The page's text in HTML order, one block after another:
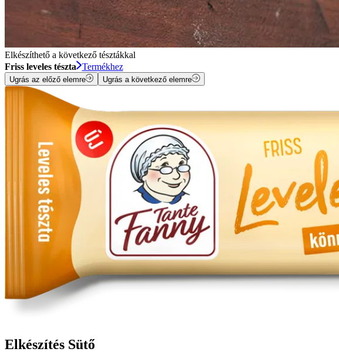
Elkészíthető a következő tésztákkal
Friss leveles tészta
Termékhez
Ugrás az előző elemre Ugrás a következő elemre
Elkészítés Sütő